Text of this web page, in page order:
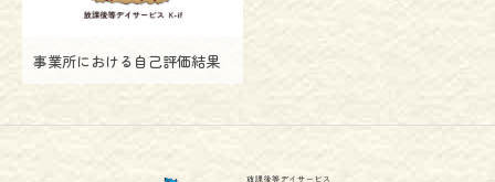
事業所における自己評価結果